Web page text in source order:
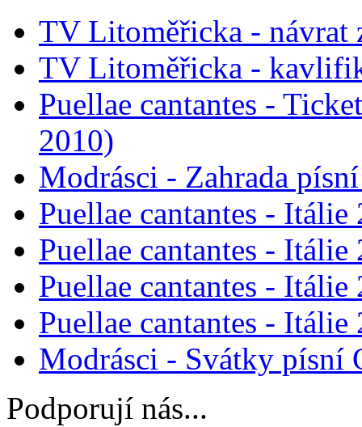
TV Litoměřicka - návrat
TV Litoměřicka -
Puellae cantantes -
2010)
Modrásci - Zahrada
Puellae cantantes - Itálie
Puellae cantantes - Itálie
Puellae cantantes -
Puellae cantantes -
Modrásci - Svátky písní
Podporují nás...